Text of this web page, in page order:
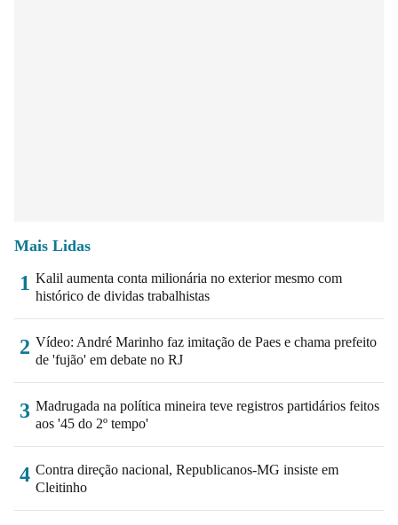
Mais Lidas
1 Kalil aumenta conta milionária no exterior mesmo com
histórico de dividas trabalhistas
2 Vídeo: André Marinho faz imitação de Paes e chama prefeito
de 'fujão' em debate no RJ
3 Madrugada na política mineira teve registros partidários feitos
aos '45 do 2º tempo'
4 Contra direção nacional, Republicanos-MG insiste em
Cleitinho